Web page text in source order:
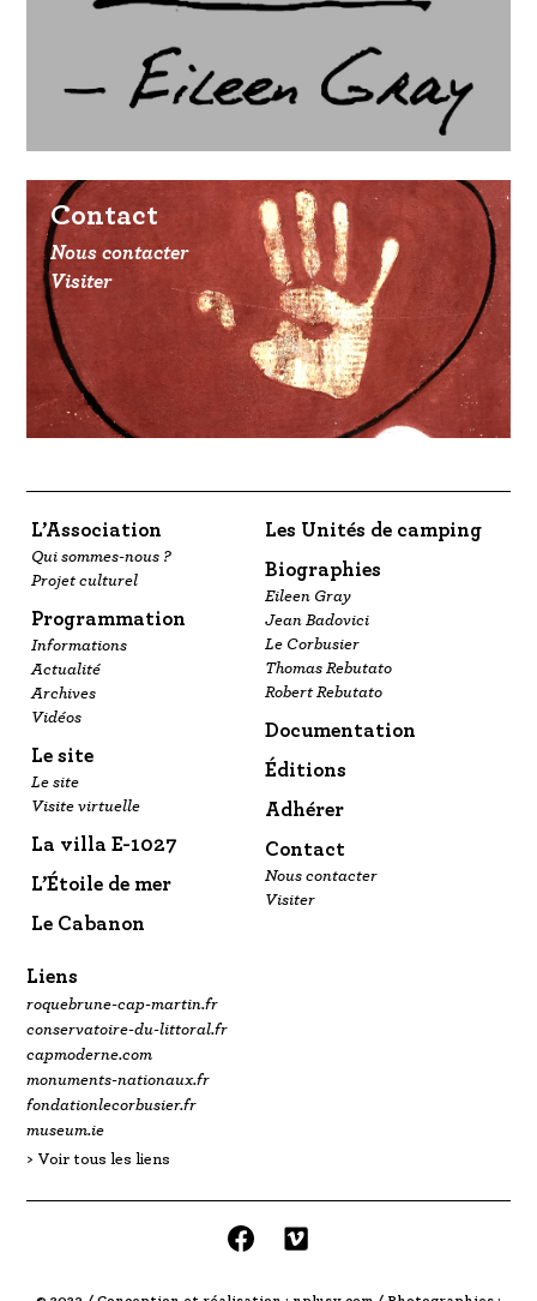
Contact
Nous contacter
Visiter
L’Association
Qui sommes-nous ?
Projet culturel
Programmation
Informations
Actualité
Archives
Vidéos
Le site
Le site
Visite virtuelle
La villa E-1027
L’Étoile de mer
Le Cabanon
Les Unités de camping
Biographies
Eileen Gray
Jean Badovici
Le Corbusier
Thomas Rebutato
Robert Rebutato
Documentation
Éditions
Adhérer
Contact
Nous contacter
Visiter
Liens
roquebrune-cap-martin.fr
conservatoire-du-littoral.fr
capmoderne.com
monuments-nationaux.fr
fondationlecorbusier.fr
museum.ie
Voir tous les liens
facebook